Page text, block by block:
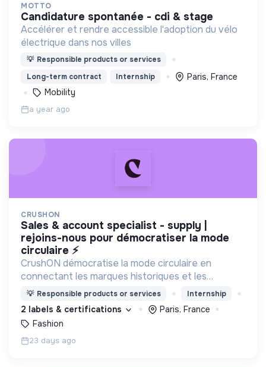
MOTTO
candidature spontanée - cdi & stage
Accélérer et rendre accessible l'adoption du vélo
électrique dans nos villes
💡 Responsible products or services
Long-term contract
Internship
Paris, France
Mobility
a year ago
CRUSHON
sales & account specialist - supply |
rejoins-nous pour démocratiser la mode
circulaire ⚡
CrushON démocratise la mode circulaire en
connectant les marques historiques et les
détaillants aux professionnels de la mode de
seconde main, pour développer leur propre offre
de mode circulaire.
💡 Responsible products or services Internship
2 labels & certifications
Paris, France
Fashion
23 days ago